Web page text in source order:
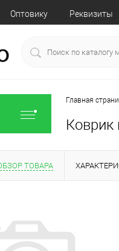
Оптовику Реквизиты
Главная
Коврик
ТОВАРА